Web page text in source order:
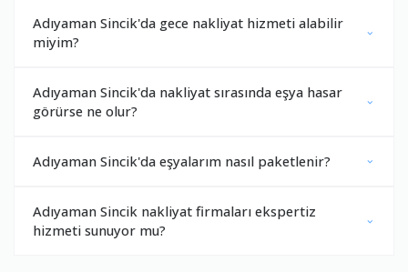
Adıyaman Sincik'da gece nakliyat hizmeti alabilir
miyim?
Adıyaman Sincik'da nakliyat sırasında eşya hasar
görürse ne olur?
Adıyaman Sincik'da eşyalarım nasıl paketlenir?
Adıyaman Sincik nakliyat firmaları ekspertiz
hizmeti sunuyor mu?